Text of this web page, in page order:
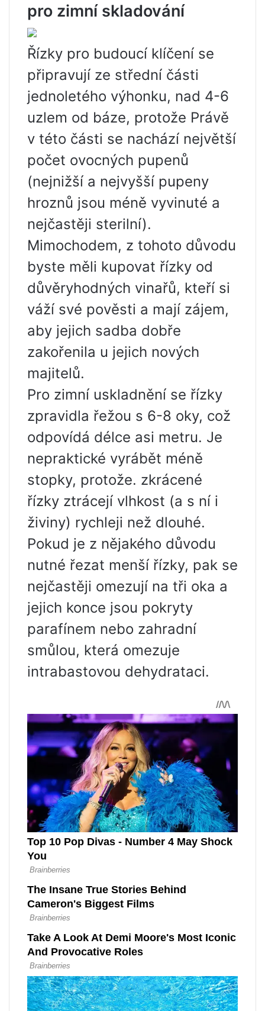
pro zimní skladování
Řízky pro budoucí klíčení se
připravují ze střední části
jednoletého výhonku, nad 4-6
uzlem od báze, protože Právě
v této části se nachází největší
počet ovocných pupenů
(nejnižší a nejvyšší pupeny
hroznů jsou méně vyvinuté a
nejčastěji sterilní).
Mimochodem, z tohoto důvodu
byste měli kupovat řízky od
důvěryhodných vinařů, kteří si
váží své pověsti a mají zájem,
aby jejich sadba dobře
zakořenila u jejich nových
majitelů.
Pro zimní uskladnění se řízky
zpravidla řežou s 6-8 oky, což
odpovídá délce asi metru. Je
nepraktické vyrábět méně
stopky, protože. zkrácené
řízky ztrácejí vlhkost (a s ní i
živiny) rychleji než dlouhé.
Pokud je z nějakého důvodu
nutné řezat menší řízky, pak se
nejčastěji omezují na tři oka a
jejich konce jsou pokryty
parafínem nebo zahradní
smůlou, která omezuje
intrabastovou dehydrataci.